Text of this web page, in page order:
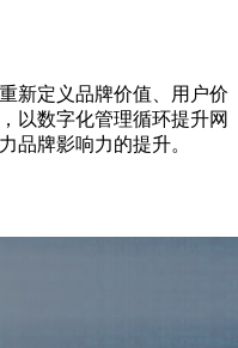
新定义品牌价值、用户价
以数字化管理循环提升网
品牌影响力的提升。